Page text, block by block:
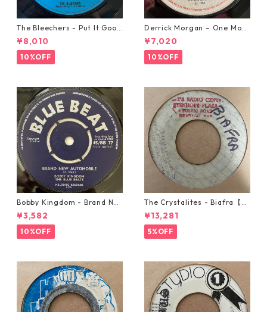
The Bleechers - Put It Good
【7-21637】
¥8,010
10%OFF
Derrick Morgan – One Morn
ing In May【7-21653】
¥7,020
10%OFF
Bobby Kingdom - Brand Ne
w Automobile【7-20889】
¥3,582
10%OFF
The Crystalites - Biafra【7-
21293】
¥13,281
5%OFF